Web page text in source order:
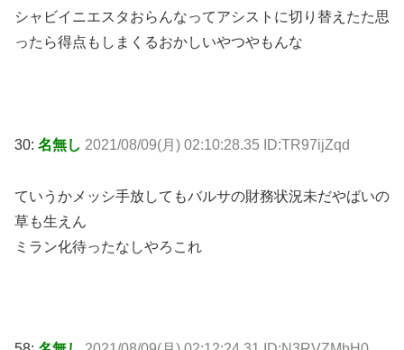
シャビイニエスタおらんなってアシストに切り替えたた思
ったら得点もしまくるおかしいやつやもんな
30: 名無し 2021/08/09(月) 02:10:28.35 ID:TR97ijZqd
ていうかメッシ手放してもバルサの財務状況未だやばいの
草も生えん
ミラン化待ったなしやろこれ